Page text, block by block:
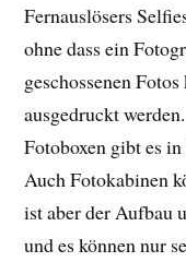
Fernauslösers
ohne dass ein
geschossenen
ausgedruckt werden.
Fotoboxen gibt es
Auch Fotokabinen
ist aber der Aufbau
und es können nur